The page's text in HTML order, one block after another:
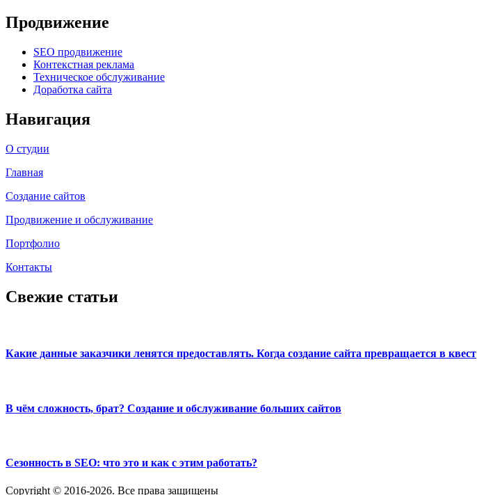
Продвижение
SEO продвижение
Контекстная реклама
Техническое обслуживание
Доработка сайта
Навигация
О студии
Главная
Создание сайтов
Продвижение и обслуживание
Портфолио
Контакты
Свежие статьи
Какие данные заказчики ленятся предоставлять. Когда создание сайта превращается в квест
В чём сложность, брат? Создание и обслуживание больших сайтов
Сезонность в SEO: что это и как с этим работать?
Copyright © 2016-2026. Все права защищены